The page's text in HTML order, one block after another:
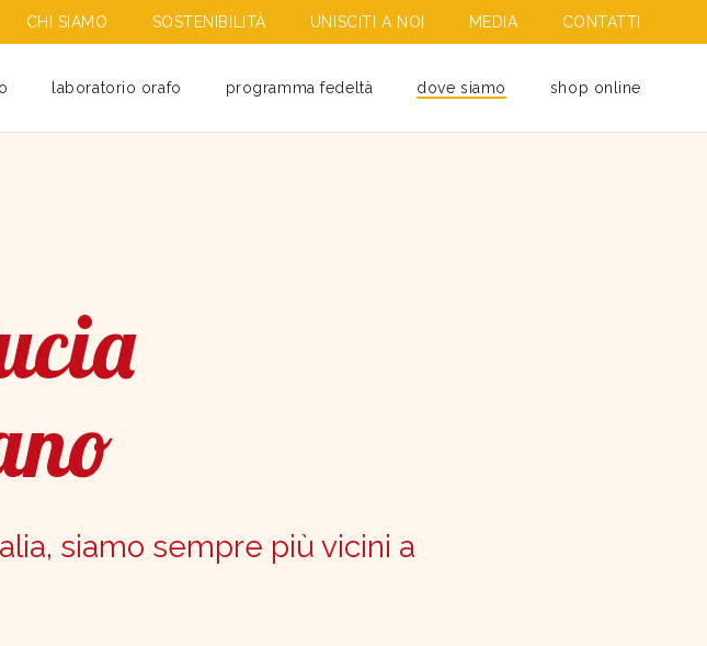
CHI SIAMO SOSTENIBILITÀ UNISCITI A NOI MEDIA CONTATTI
laboratorio orafo programma fedeltà dove siamo shop online
siamo sempre più vicini a